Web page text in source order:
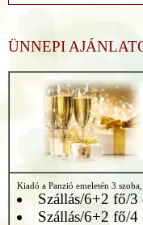
ÜNNEPI
Kiadó a Panzió emeletén 3
Szállás/6+2 fő/
Szállás/6+2 fő/